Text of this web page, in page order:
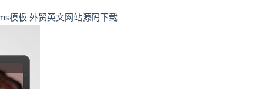
模板 外贸英文网站源码下载